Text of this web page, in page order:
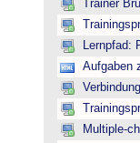
Trainer
Lernpfad:
Aufgaben
Multiple-